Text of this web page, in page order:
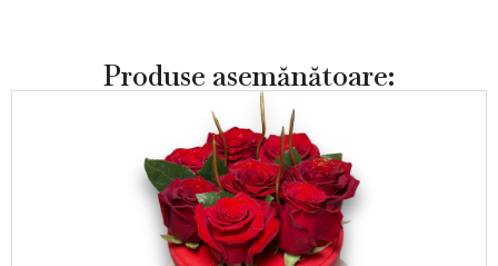
Produse asemănătoare: